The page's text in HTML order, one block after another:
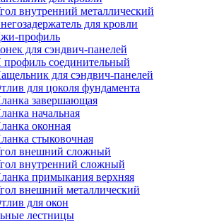
внутренний металлический
для кровли
профиль
для сэндвич-панелей
соединительный
для сэндвич-панелей
для цоколя фундамента
завершающая
начальная
оконная
стыковочная
внешний сложный
внутренний сложный
примыкания верхняя
внешний металлический
для окон
лестницы